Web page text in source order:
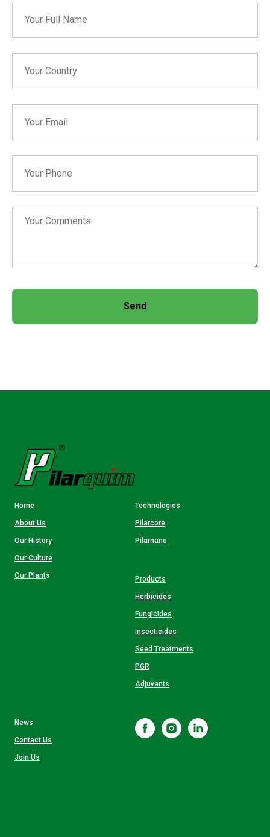
Send
Home
About Us
Our History
Our Culture
Our Plants
Technologies
Pilarcore
Pilarnano
Products
Herbicides
Fungicides
Insecticides
Seed Treatments
PGR
Adjuvants
News
Contact Us
Join Us